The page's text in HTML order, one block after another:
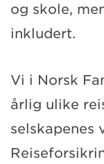
og skole,
inkludert.
Vi i Norsk
årlig ulike
selskapenes